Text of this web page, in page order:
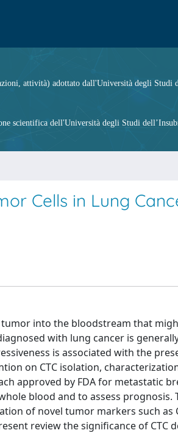
attività) adottato dall'Università degli Studi
scientifica dell'Università degli Studi
Cells in Lung
into the bloodstream that
with lung cancer is
is associated with the
on CTC isolation,
approved by FDA for metastatic
blood and to assess prognosis.
of novel tumor markers such as
review the significance of CTC